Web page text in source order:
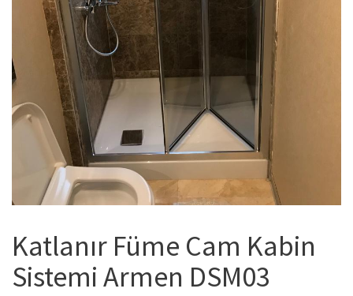
Katlanır Füme Cam Kabin
Sistemi Armen DSM03